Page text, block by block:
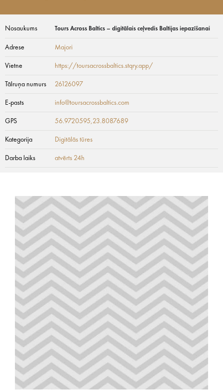
Nosaukums Tours Across Baltics – digitālais ceļvedis Baltijas iepazīšanai
Adrese Majori
Vietne https://toursacrossbaltics.stqry.app/
Tālruņa numurs 26126097
E-pasts info@toursacrossbaltics.com
GPS 56.9720595,23.8087689
Kategorija Digitālās tūres
Darba laiks atvērts 24h